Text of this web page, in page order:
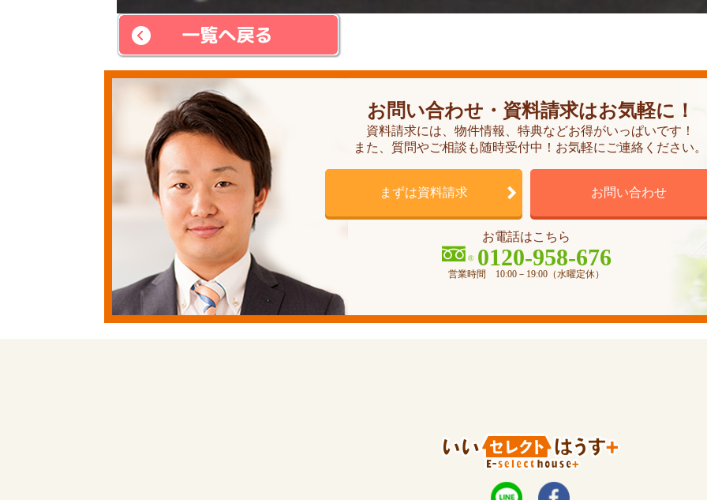
お問い合わせ・資料請求はお気軽に！
資料請求には、物件情報、特典などお得がいっぱいです！
また、質問やご相談も随時受付中！お気軽にご連絡ください。
まずは資料請求 お問い合わせ
お電話はこちら
0120-958-676
営業時間 10:00－19:00（水曜定休）